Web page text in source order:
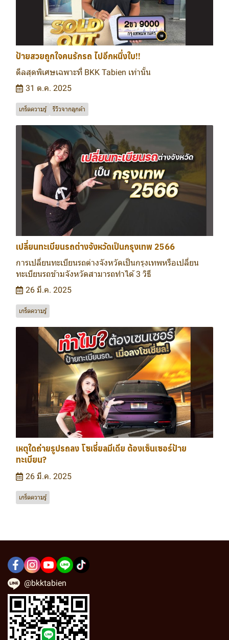
ป้ายสวยถูกใจคนรักรถ ไปอีกหนึ่งใบ!!
ดีลสุดพิเศษเฉพาะที่ BKK Tabien เท่านั้น
31 ต.ค. 2025
เกร็ดความรู้ รีวิวจากลูกค้า
เปลี่ยนทะเบียนรถต่างจังหวัดเป็นกรุงเทพ 2566
การเปลี่ยนทะเบียนรถต่างจังหวัดเป็นกรุงเทพหรือเปลี่ยน
ทะเบียนรถข้ามจังหวัดสามารถทำได้ 3 วิธี
26 มี.ค. 2025
เกร็ดความรู้
เหตุใดถ่ายรูปรถลง โซเชี่ยลมีเดีย ต้องเซ็นเซอร์ป้าย
ทะเบียน?
26 มี.ค. 2025
เกร็ดความรู้
@bkktabien